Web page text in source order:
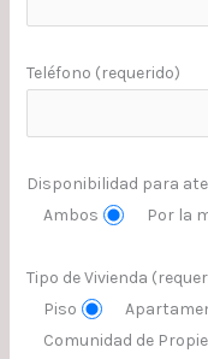
Teléfono (requerido)
Disponibilidad para
Ambos
Por la
Tipo de Vivienda
Piso
Comunidad de